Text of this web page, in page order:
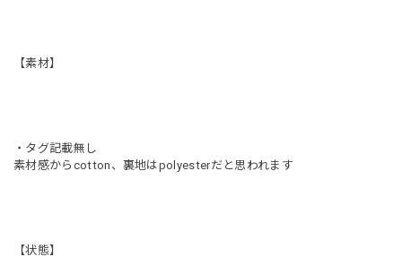
【素材】
・タグ記載無し
素材感からcotton、裏地はpolyesterだと思われます
【状態】